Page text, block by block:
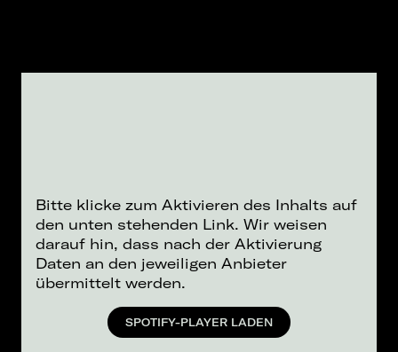
Bitte klicke zum Aktivieren des Inhalts auf
den unten stehenden Link. Wir weisen
darauf hin, dass nach der Aktivierung
Daten an den jeweiligen Anbieter
übermittelt werden.
SPOTIFY-PLAYER LADEN